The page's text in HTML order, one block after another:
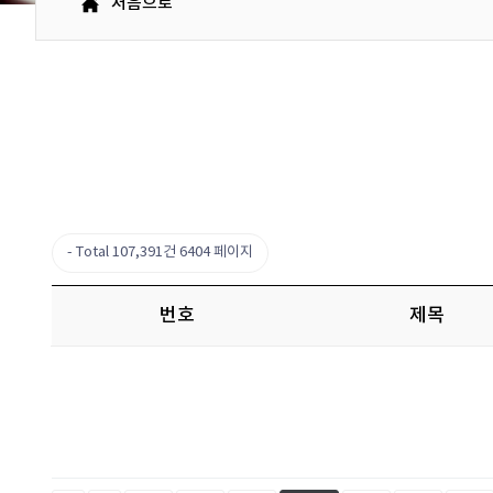
처음으로
Total 107,391건 6404 페이지
번호 제목